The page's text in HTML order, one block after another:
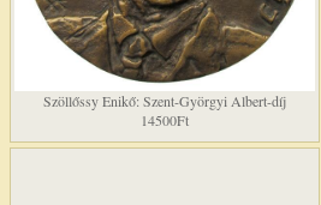
Szöllőssy Enikő: Szent-Györgyi Albert-díj
14500Ft